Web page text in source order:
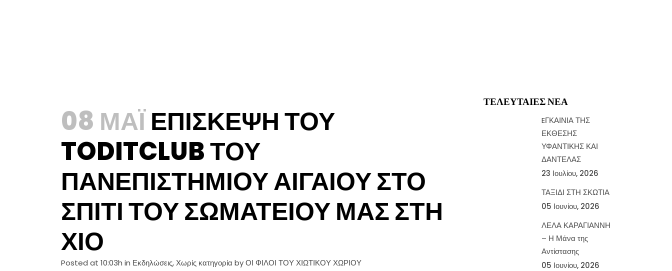
08 ΜΆΙΕΠΙΣΚΕΨΗ ΤΟΥ
TODITCLUB ΤΟΥ
ΠΑΝΕΠΙΣΤΗΜΙΟΥ ΑΙΓΑΙΟΥ ΣΤΟ
ΣΠΙΤΙ ΤΟΥ ΣΩΜΑΤΕΙΟΥ ΜΑΣ ΣΤΗ
ΧΙΟ
Posted at 10:03h in Εκδηλώσεις,Χωρίς κατηγορία byΟΙ ΦΙΛΟΙ ΤΟΥ ΧΙΩΤΙΚΟΥ ΧΩΡΙΟΥ
ΤΕΛΕΥΤΑΊΕΣ ΝΈΑ
EΓΚΑΙΝΙΑ ΤΗΣ
ΕΚΘΕΣΗΣ
ΥΦΑΝΤΙΚΗΣ ΚΑΙ
ΔΑΝΤΕΛΑΣ
23 Ιουλίου, 2026
ΤΑΞΙΔΙ ΣΤΗ ΣΚΩΤΙΑ
05 Ιουνίου, 2026
ΛΕΛΑ ΚΑΡΑΓΙΑΝΝΗ
– Η Μάνα της
Αντίστασης
05 Ιουνίου, 2026